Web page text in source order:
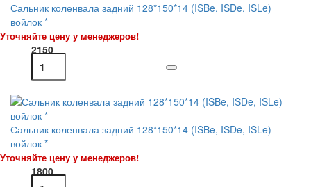
Сальник коленвала задний 128*150*14 (ISBe, ISDe, ISLe)
войлок *
Уточняйте цену у менеджеров!
2150
Сальник коленвала задний 128*150*14 (ISBe, ISDe, ISLe)
войлок *
Уточняйте цену у менеджеров!
1800